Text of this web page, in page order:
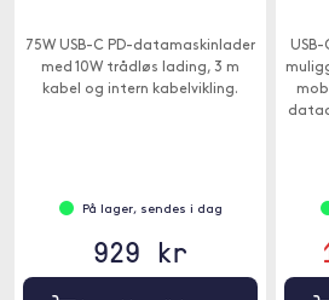
75W USB-C PD-datamaskinlader
med 10W trådløs lading, 3 m
kabel og intern kabelvikling.
På lager, sendes i dag
929 kr